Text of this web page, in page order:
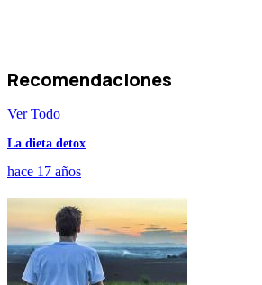
Recomendaciones
Ver Todo
La dieta detox
hace 17 años